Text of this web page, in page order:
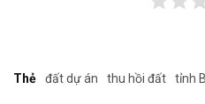
Thẻ đất dự án thu hồi đất tỉnh